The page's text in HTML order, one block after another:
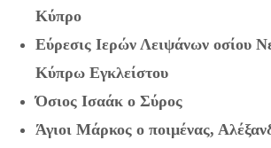
Κύπρο
Εύρεσις Ιερών Λειψάνων οσίου
Κύπρω Εγκλείστου
Όσιος Ισαάκ ο Σύρος
Άγιοι Μάρκος ο ποιμένας,